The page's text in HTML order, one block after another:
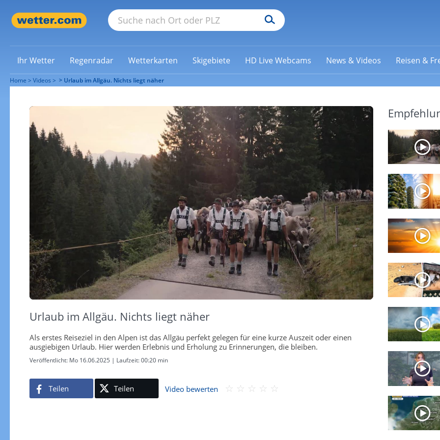
Ihr Wetter Regenradar Wetterkarten Skigebiete HD Live Webcams News & Videos Reisen &
Home Videos Urlaub im Allgäu. Nichts liegt näher
Urlaub im Allgäu. Nichts liegt näher
Als erstes Reiseziel in den Alpen ist das Allgäu perfekt gelegen für eine kurze Auszeit oder einen
ausgiebigen Urlaub. Hier werden Erlebnis und Erholung zu Erinnerungen, die bleiben.
Veröffentlicht: Mo 16.06.2025 | Laufzeit:00:20 min
Teilen Teilen Video bewerten